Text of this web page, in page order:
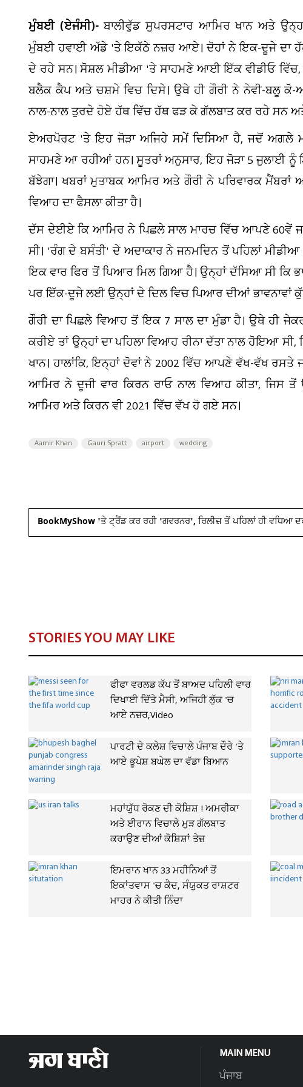
ਮੁੰਬਈ (ਏਜੰਸੀ)-ਬਾਲੀਵੁੱਡ ਸੁਪਰਸਟਾਰ ਆਮਿਰ ਖਾਨ ਅਤੇ
ਮੁੰਬਈ ਹਵਾਈ ਅੱਡੇ 'ਤੇ ਇਕੱਠੇ ਨਜ਼ਰ ਆਏ। ਦੋਹਾਂ ਨੇ ਇਕ-ਦੂਜੇ ਦਾ
ਦੇ ਰਹੇ ਸਨ। ਸੋਸ਼ਲ ਮੀਡੀਆ 'ਤੇ ਸਾਹਮਣੇ ਆਈ ਇੱਕ ਵੀਡੀਓ
ਬਲੈਕ ਕੈਪ ਅਤੇ ਚਸ਼ਮੇ ਵਿਚ ਦਿਸੇ। ਉਥੇ ਹੀ ਗੌਰੀ ਨੇ ਨੇਵੀ-ਬਲੂ
ਨਾਲ-ਨਾਲ ਤੁਰਦੇ ਹੋਏ ਹੱਥ ਵਿੱਚ ਹੱਥ ਫੜ ਕੇ ਗੱਲਬਾਤ ਕਰ ਰਹੇ ਸਨ
ਏਅਰਪੋਰਟ 'ਤੇ ਇਹ ਜੋੜਾ ਅਜਿਹੇ ਸਮੇਂ ਦਿਸਿਆ ਹੈ, ਜਦੋਂ ਅਗਲੇ
ਸਾਹਮਣੇ ਆ ਰਹੀਆਂ ਹਨ। ਸੂਤਰਾਂ ਅਨੁਸਾਰ, ਇਹ ਜੋੜਾ 5 ਜੁਲਾਈ ਨੂੰ
ਬੱਝੇਗਾ। ਖਬਰਾਂ ਮੁਤਾਬਕ ਆਮਿਰ ਅਤੇ ਗੌਰੀ ਨੇ ਪਰਿਵਾਰਕ ਮੈਂਬਰਾਂ
ਵਿਆਹ ਦਾ ਫੈਸਲਾ ਕੀਤਾ ਹੈ।
ਦੱਸ ਦੇਈਏ ਕਿ ਆਮਿਰ ਨੇ ਪਿਛਲੇ ਸਾਲ ਮਾਰਚ ਵਿੱਚ ਆਪਣੇ 60ਵੇਂ
ਸੀ। 'ਰੰਗ ਦੇ ਬਸੰਤੀ' ਦੇ ਅਦਾਕਾਰ ਨੇ ਜਨਮਦਿਨ ਤੋਂ ਪਹਿਲਾਂ
ਇਕ ਵਾਰ ਫਿਰ ਤੋਂ ਪਿਆਰ ਮਿਲ ਗਿਆ ਹੈ। ਉਨ੍ਹਾਂ ਦੱਸਿਆ ਸੀ ਕਿ
ਪਰ ਇੱਕ-ਦੂਜੇ ਲਈ ਉਨ੍ਹਾਂ ਦੇ ਦਿਲ ਵਿਚ ਪਿਆਰ ਦੀਆਂ ਭਾਵਨਾਵਾਂ
ਗੌਰੀ ਦਾ ਪਿਛਲੇ ਵਿਆਹ ਤੋਂ ਇਕ 7 ਸਾਲ ਦਾ ਮੁੰਡਾ ਹੈ। ਉਥੇ ਹੀ
ਕਰੀਏ ਤਾਂ ਉਨ੍ਹਾਂ ਦਾ ਪਹਿਲਾ ਵਿਆਹ ਰੀਨਾ ਦੱਤਾ ਨਾਲ ਹੋਇਆ
ਖਾਨ। ਹਾਲਾਂਕਿ, ਇਨ੍ਹਾਂ ਦੋਵਾਂ ਨੇ 2002 ਵਿੱਚ ਆਪਣੇ ਵੱਖ-ਵੱਖ ਰਸਤੇ
ਆਮਿਰ ਨੇ ਦੂਜੀ ਵਾਰ ਕਿਰਨ ਰਾਓ ਨਾਲ ਵਿਆਹ ਕੀਤਾ, ਜਿਸ
ਆਮਿਰ ਅਤੇ ਕਿਰਨ ਵੀ 2021 ਵਿੱਚ ਵੱਖ ਹੋ ਗਏ ਸਨ।
Aamir Khan Gauri Spratt airport wedding
BookMyShow 'ਤੇ ਟ੍ਰੈਂਡ ਕਰ ਰਹੀ 'ਗਵਰਨਰ', ਰਿਲੀਜ਼ ਤੋਂ ਪਹਿਲਾਂ ਹੀ ਵਧਿਆ
STORIES YOU MAY LIKE
ਫੀਫਾ ਵਰਲਡ ਕੱਪ ਤੋਂ ਬਾਅਦ ਪਹਿਲੀ ਵਾਰ
ਦਿਖਾਈ ਦਿੱਤੇ ਮੈਸੀ, ਅਜਿਹੀ ਲੁੱਕ 'ਚ
ਆਏ ਨਜ਼ਰ,Video
ਪਾਰਟੀ ਦੇ ਕਲੇਸ਼ ਵਿਚਾਲੇ ਪੰਜਾਬ ਦੌਰੇ 'ਤੇ
ਆਏ ਭੂਪੇਸ਼ ਬਘੇਲ ਦਾ ਵੱਡਾ ਬਿਆਨ
ਮਹਾਂਯੁੱਧ ਰੋਕਣ ਦੀ ਕੋਸ਼ਿਸ਼ ! ਅਮਰੀਕਾ
ਅਤੇ ਈਰਾਨ ਵਿਚਾਲੇ ਮੁੜ ਗੱਲਬਾਤ
ਕਰਾਉਣ ਦੀਆਂ ਕੋਸ਼ਿਸ਼ਾਂ ਤੇਜ਼
ਇਮਰਾਨ ਖਾਨ 33 ਮਹੀਨਿਆਂ ਤੋਂ
ਇਕਾਂਤਵਾਸ 'ਚ ਕੈਦ, ਸੰਯੁਕਤ ਰਾਸ਼ਟਰ
ਮਾਹਰ ਨੇ ਕੀਤੀ ਨਿੰਦਾ
MAIN MENU
ਪੰਜਾਬ